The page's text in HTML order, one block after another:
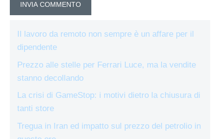
Il lavoro da remoto non sempre è un affare per il
dipendente
Prezzo alle stelle per Ferrari Luce, ma la vendite
stanno decollando
La crisi di GameStop: i motivi dietro la chiusura di
tanti store
Tregua in Iran ed impatto sul prezzo del petrolio in